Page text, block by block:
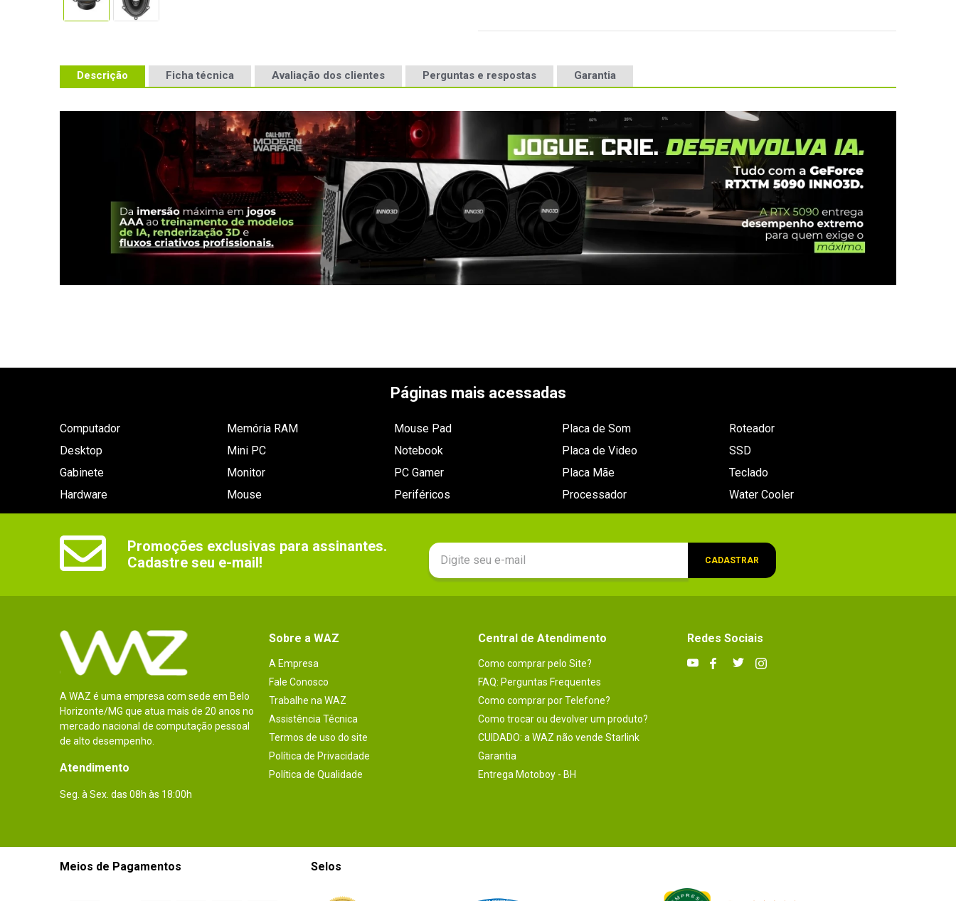
Descrição Ficha técnica Avaliação dos clientes Perguntas e respostas Garantia
Páginas mais acessadas
Computador
Desktop
Gabinete
Hardware
Memória RAM
Mini PC
Monitor
Mouse
Mouse Pad
Notebook
PC Gamer
Periféricos
Placa de Som
Placa de Video
Placa Mãe
Processador
Roteador
SSD
Teclado
Water Cooler
Promoções exclusivas para assinantes.
Cadastre seu e-mail!
CADASTRAR
A WAZ é uma empresa com sede em Belo
Horizonte/MG que atua mais de 20 anos no
mercado nacional de computação pessoal
de alto desempenho.
Atendimento
Seg. à Sex. das 08h às 18:00h
Sobre a WAZ
A Empresa
Fale Conosco
Trabalhe na WAZ
Assistência Técnica
Termos de uso do site
Política de Privacidade
Política de Qualidade
Central de Atendimento
Como comprar pelo Site?
FAQ: Perguntas Frequentes
Como comprar por Telefone?
Como trocar ou devolver um produto?
CUIDADO: a WAZ não vende Starlink
Garantia
Entrega Motoboy - BH
Redes Sociais
Meios de Pagamentos Selos